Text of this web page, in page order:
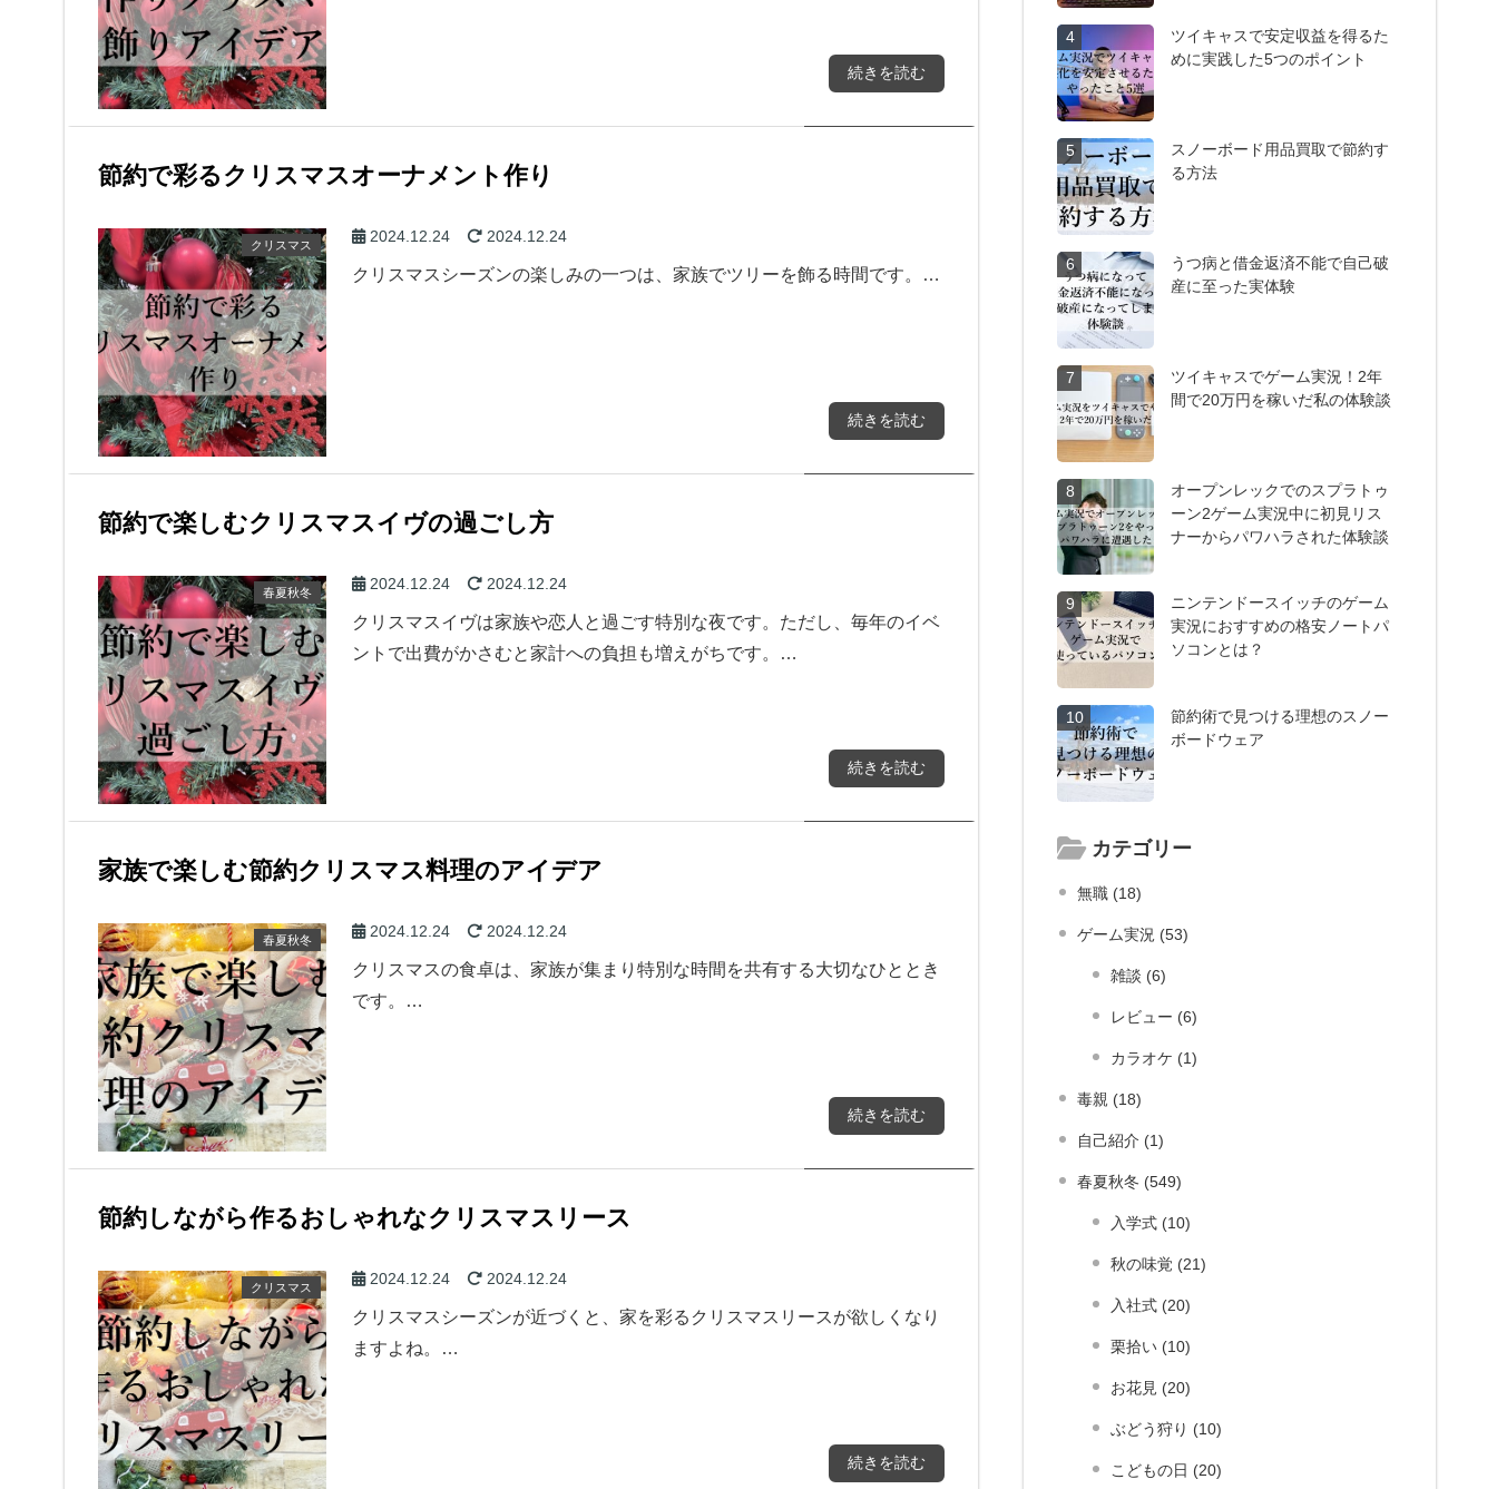
続きを読む
節約で彩るクリスマスオーナメント作り
クリスマス 2024.12.24 2024.12.24
クリスマスシーズンの楽しみの一つは、家族でツリーを飾る時間です。…
続きを読む
節約で楽しむクリスマスイヴの過ごし方
春夏秋冬 2024.12.24 2024.12.24
クリスマスイヴは家族や恋人と過ごす特別な夜です。ただし、毎年のイベ
ントで出費がかさむと家計への負担も増えがちです。…
続きを読む
家族で楽しむ節約クリスマス料理のアイデア
春夏秋冬 2024.12.24 2024.12.24
クリスマスの食卓は、家族が集まり特別な時間を共有する大切なひととき
です。…
続きを読む
節約しながら作るおしゃれなクリスマスリース
クリスマス 2024.12.24 2024.12.24
クリスマスシーズンが近づくと、家を彩るクリスマスリースが欲しくなり
ますよね。…
続きを読む
4
ツイキャスで安定収益を得るた
めに実践した5つのポイント
5
スノーボード用品買取で節約す
る方法
6
うつ病と借金返済不能で自己破
産に至った実体験
7
ツイキャスでゲーム実況！2年
間で20万円を稼いだ私の体験談
8
オープンレックでのスプラトゥ
ーン2ゲーム実況中に初見リス
ナーからパワハラされた体験談
9
ニンテンドースイッチのゲーム
実況におすすめの格安ノートパ
ソコンとは？
10
節約術で見つける理想のスノー
ボードウェア
カテゴリー
無職 (18)
ゲーム実況 (53)
雑談 (6)
レビュー (6)
カラオケ (1)
毒親 (18)
自己紹介 (1)
春夏秋冬 (549)
入学式 (10)
秋の味覚 (21)
入社式 (20)
栗拾い (10)
お花見 (20)
ぶどう狩り (10)
こどもの日 (20)